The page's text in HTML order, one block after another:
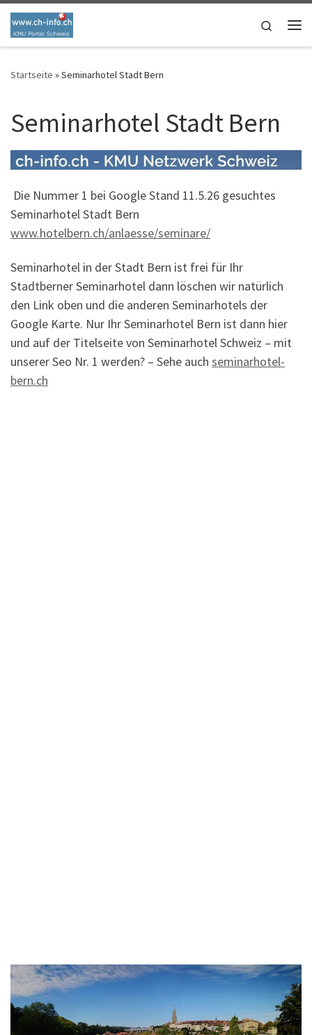
Skip to content
Search
Startseite »Seminarhotel Stadt Bern
Seminarhotel Stadt Bern
Die Nummer 1 bei Google Stand 11.5.26 gesuchtes
Seminarhotel Stadt Bern
www.hotelbern.ch/anlaesse/seminare/
Seminarhotel in der Stadt Bern ist frei für Ihr
Stadtberner Seminarhotel dann löschen wir natürlich
den Link oben und die anderen Seminarhotels der
Google Karte. Nur Ihr Seminarhotel Bern ist dann hier
und auf der Titelseite von Seminarhotel Schweiz – mit
unserer Seo Nr. 1 werden? – Sehe auch seminarhotel-
bern.ch